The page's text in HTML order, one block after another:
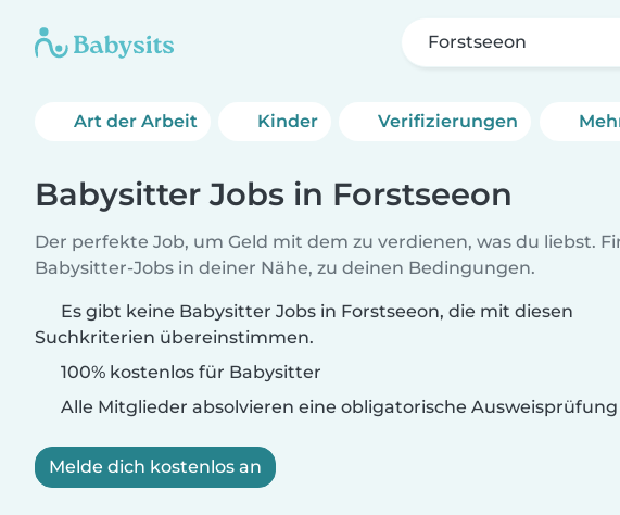
Forstseeon
Art der Arbeit Kinder Verifizierungen
Babysitter Jobs in Forstseeon
Der perfekte Job, um Geld mit dem zu verdienen, was du liebst.
Babysitter-Jobs in deiner Nähe, zu deinen Bedingungen.
Es gibt keine Babysitter Jobs in Forstseeon, die mit diesen
Suchkriterien übereinstimmen.
100% kostenlos für Babysitter
Alle Mitglieder absolvieren eine obligatorische Ausweisprüfung
Melde dich kostenlos an